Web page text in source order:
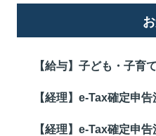
【給与】子ども・子育
【経理】e-Tax確定申
【経理】e-Tax確定申